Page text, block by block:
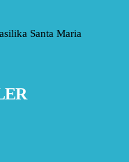
Santa Maria